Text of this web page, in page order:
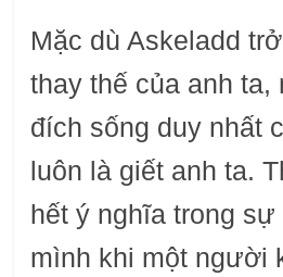
Mặc dù Askeladd
thay thế của anh ta,
đích sống duy nhất
luôn là giết anh ta.
hết ý nghĩa trong sự
mình khi một người